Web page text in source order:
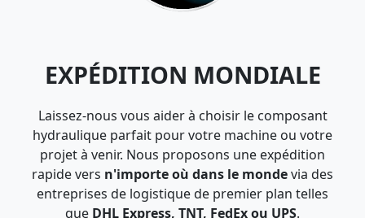
EXPÉDITION MONDIALE
Laissez-nous vous aider à choisir le composant
hydraulique parfait pour votre machine ou votre
projet à venir. Nous proposons une expédition
rapide vers n'importe où dans le mondevia des
entreprises de logistique de premier plan telles
que DHL Express, TNT, FedEx ou UPS.